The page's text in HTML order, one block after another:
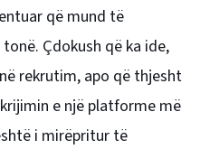
që mund të
Çdokush që ka ide,
rekrutim, apo që thjesht
e një platforme më
i mirëpritur të